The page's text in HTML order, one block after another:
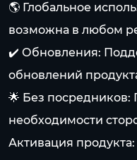
🌎 Глобальное
возможна в любом
✔️ Обновления:
обновлений
🌟 Без посредников:
необходимости
Активация продукта: